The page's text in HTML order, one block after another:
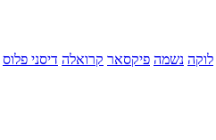
לוקה נשמה פיקסאר קרואלה דיסני פלוס